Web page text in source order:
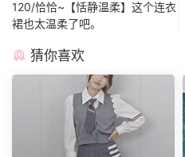
120/恰恰~【恬静温柔】这个连衣
裙也太温柔了吧。
猜你喜欢